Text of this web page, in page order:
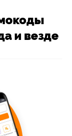
и везде